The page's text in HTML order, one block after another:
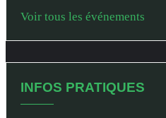
Voir tous les événements
INFOS PRATIQUES